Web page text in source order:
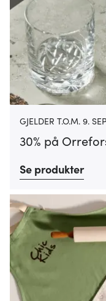
GJELDER T.O.M. 9.
30% på
Se produkter